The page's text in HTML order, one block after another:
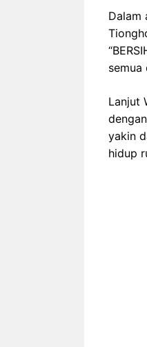
Dalam
semua
Lanjut
yakin
hidup